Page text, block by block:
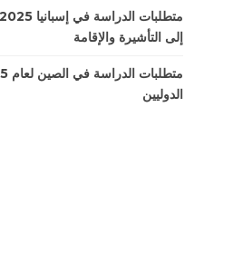
إلى التأشيرة والإقامة
الدوليين